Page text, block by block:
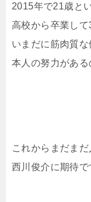
2015年で21歳と
高校から卒業し
いまだに筋肉質
本人の努力がある
これからまだま
西川俊介に期待で